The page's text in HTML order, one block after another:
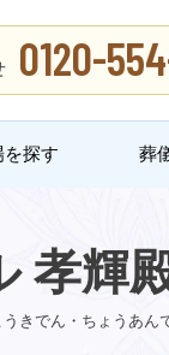
0120-
を探す 葬
孝輝
きでん・ちょうあん